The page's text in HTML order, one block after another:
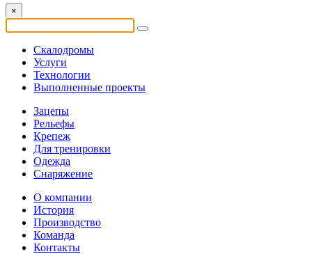
×
Скалодромы
Услуги
Технологии
Выполненные проекты
Зацепы
Рельефы
Крепеж
Для тренировки
Одежда
Снаряжение
О компании
История
Производство
Команда
Контакты